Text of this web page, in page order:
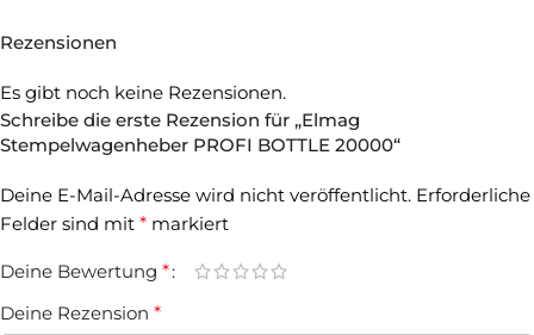
Rezensionen
Es gibt noch keine Rezensionen.
Schreibe die erste Rezension für „Elmag
Stempelwagenheber PROFI BOTTLE 20000“
Deine E-Mail-Adresse wird nicht veröffentlicht. Erforderliche
Felder sind mit * markiert
Deine Bewertung *
Deine Rezension *